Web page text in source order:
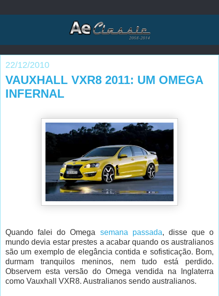
22/12/2010
VAUXHALL VXR8 2011: UM OMEGA
INFERNAL
Quando falei do Omega semana passada, disse que o
mundo devia estar prestes a acabar quando os australianos
são um exemplo de elegância contida e sofisticação. Bom,
durmam tranquilos meninos, nem tudo está perdido.
Observem esta versão do Omega vendida na Inglaterra
como Vauxhall VXR8. Australianos sendo australianos.